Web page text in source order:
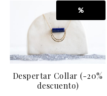
%
Despertar Collar (-20%
descuento)